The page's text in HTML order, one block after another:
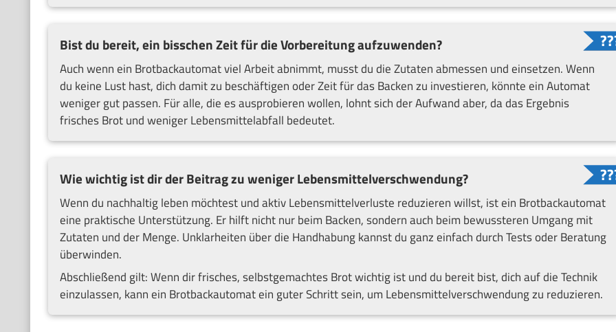
Bist du bereit, ein bisschen Zeit für die Vorbereitung aufzuwenden?
Auch wenn ein Brotbackautomat viel Arbeit abnimmt, musst du die Zutaten abmessen und einsetzen. Wenn
du keine Lust hast, dich damit zu beschäftigen oder Zeit für das Backen zu investieren, könnte ein Automat
weniger gut passen. Für alle, die es ausprobieren wollen, lohnt sich der Aufwand aber, da das Ergebnis
frisches Brot und weniger Lebensmittelabfall bedeutet.
Wie wichtig ist dir der Beitrag zu weniger Lebensmittelverschwendung?
Wenn du nachhaltig leben möchtest und aktiv Lebensmittelverluste reduzieren willst, ist ein Brotbackautomat
eine praktische Unterstützung. Er hilft nicht nur beim Backen, sondern auch beim bewussteren Umgang mit
Zutaten und der Menge. Unklarheiten über die Handhabung kannst du ganz einfach durch Tests oder Beratung
überwinden.
Abschließend gilt: Wenn dir frisches, selbstgemachtes Brot wichtig ist und du bereit bist, dich auf die Technik
einzulassen, kann ein Brotbackautomat ein guter Schritt sein, um Lebensmittelverschwendung zu reduzieren.